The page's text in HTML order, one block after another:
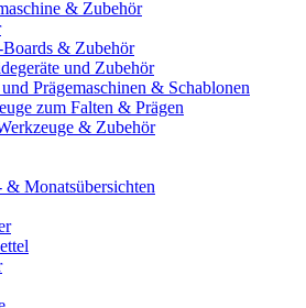
& Zubehör
Boards & Zubehör
und Zubehör
Prägemaschinen & Schablonen
zum Falten & Prägen
& Zubehör
& Monatsübersichten